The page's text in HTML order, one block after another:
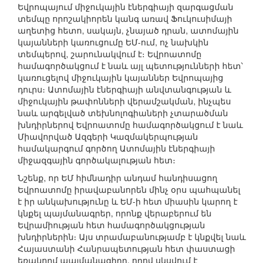
Եվրոպայում միջուկային էներգիայի զարգացման
տեմպը որոշակիորեն կանգ առավ Ֆուկուսիմայի
աղետից հետո, սակայն, չնայած դրան, ատոմային
կայանների կառուցումը ԵՄ-ում, ոչ նախկին
տեմպերով, շարունակվում է։ Եվրոատոմը
համագործակցում է նաև այլ պետությունների հետ՝
կառուցելով միջուկային կայաններ Եվրոպայից
դուրս։ Ատոմային էներգիայի անվտանգության և
միջուկային թափոնների վերամշակման, ինչպես
նաև արգելված տեխնոլոգիաների չտարածման
խնդիրներով Եվրոատոմը համագործակցում է նաև
Միավորված Ազգերի Կազմակերպության
համակարգում գործող Ատոմային էներգիայի
միջազգային գործակալության հետ։
Նշենք, որ ԵՄ հիմնադիր անդամ հանդիսացող
Եվրոատոմը իրավաբանորեն մինչ օրս պահպանել
է իր անկախությունը և ԵՄ-ի հետ միասին կարող է
կնքել պայմանագրեր, որոնք վերաբերում են
Եվրամիության հետ համագործակցության
խնդիրներին։ Այս տրամաբանությամբ է կնքվել նաև
Հայաստանի Հանրապետության հետ փաստացի
եռակողմ պայմանագիրը, որով սկսվում է